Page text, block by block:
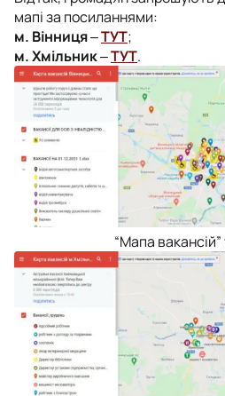
мапі за посиланнями:
м. Вінниця‒ТУТ;
м. Хмільник‒ТУТ.
“Мапа вакансій”